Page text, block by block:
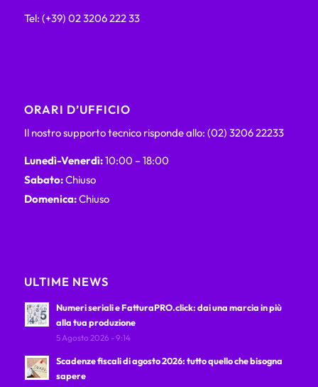
Tel: (+39) 02 3206 222 33
ORARI D’UFFICIO
Il nostro supporto tecnico risponde allo: (02) 3206 22233
Lunedì-Venerdì:10:00 – 18:00
Sabato:Chiuso
Domenica:Chiuso
ULTIME NEWS
Numeri seriali e FatturaPRO.click: dai una marcia in più
alla tua produzione
5 Agosto 2026 - 9:14
Scadenze fiscali di agosto 2026: tutto quello che bisogna
sapere